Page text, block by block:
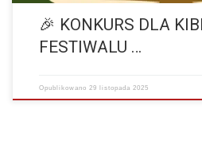
🎉 KONKURS DLA
FESTIWALU …
Opublikowano29 listopada 2025